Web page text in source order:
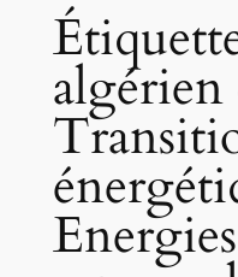
algérien
Energies